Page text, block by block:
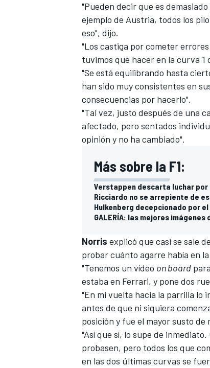
"Pueden decir que es
ejemplo de Austria, todos los
eso", dijo.
"Los castiga por cometer
tuvimos que hacer en la curva 1
"Se está equilibrando hasta
han sido muy consistentes en
consecuencias por hacerlo".
"Tal vez, justo después de una
afectado, pero sentados
opinión y no ha cambiado".
Más sobre la F1:
Verstappen descarta luchar
Ricciardo no se arrepiente de
Hulkenberg decepcionado por
GALERÍA: las mejores imágenes
Norris explicó que casi se sale
probar cuánto agarre había en
"Tenemos un vídeo on board
estaba en Ferrari, y pone dos
"En mi vuelta hacia la parrilla lo
antes de que ni siquiera
posición y fue el mayor susto de
"Así que sí, lo supe de
probasen, pero todos los que
en las dos últimas curvas se